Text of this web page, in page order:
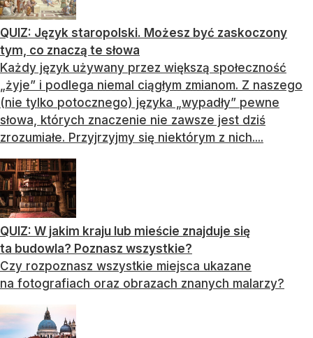
QUIZ: Język staropolski. Możesz być zaskoczony
tym, co znaczą te słowa
Każdy język używany przez większą społeczność
„żyje” i podlega niemal ciągłym zmianom. Z naszego
(nie tylko potocznego) języka „wypadły” pewne
słowa, których znaczenie nie zawsze jest dziś
zrozumiałe. Przyjrzyjmy się niektórym z nich....
QUIZ: W jakim kraju lub mieście znajduje się
ta budowla? Poznasz wszystkie?
Czy rozpoznasz wszystkie miejsca ukazane
na fotografiach oraz obrazach znanych malarzy?